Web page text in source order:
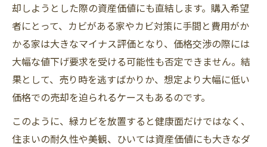
却しようとした際の資産価値にも直結します。購入希望
者にとって、カビがある家やカビ対策に手間と費用がか
かる家は大きなマイナス評価となり、価格交渉の際には
大幅な値下げ要求を受ける可能性も否定できません。結
果として、売り時を逃すばかりか、想定より大幅に低い
価格での売却を迫られるケースもあるのです。
このように、緑カビを放置すると健康面だけではなく、
住まいの耐久性や美観、ひいては資産価値にも大きなダ